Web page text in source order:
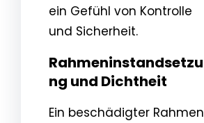
ein Gefühl von Kontrolle
und Sicherheit.
Rahmeninstandsetzu
ng und Dichtheit
Ein beschädigter Rahmen